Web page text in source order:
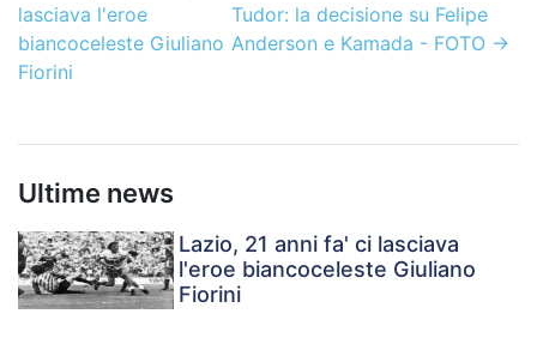
lasciava l'eroe
biancoceleste Giuliano
Fiorini
Tudor: la decisione su Felipe
Anderson e Kamada - FOTO →
Ultime news
Lazio, 21 anni fa' ci lasciava
l'eroe biancoceleste Giuliano
Fiorini